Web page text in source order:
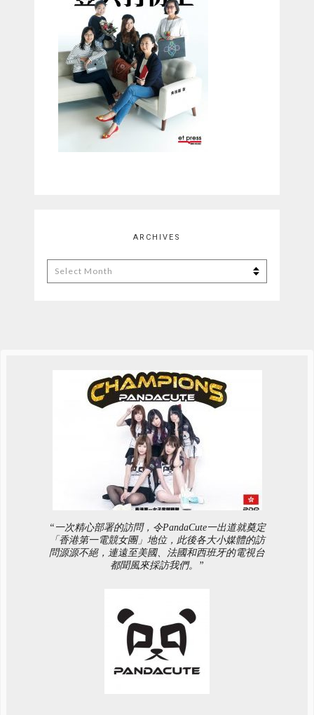
ARCHIVES
Archives
“一次精心部署的訪問，令PandaCute一出道就奠定
「香港第一電競女團」地位，此後各大小媒體的訪
問源源不絕，連遠至美國、法國和西班牙的電視台
都聞風來採訪我們。”